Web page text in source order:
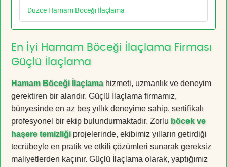
Düzce Hamam Böceği İlaçlama
En İyi Hamam Böceği İlaçlama Firması
Güçlü İlaçlama
Hamam Böceği İlaçlamahizmeti, uzmanlık ve deneyim
gerektiren bir alandır. Güçlü İlaçlama firmamız,
bünyesinde en az beş yıllık deneyime sahip, sertifikalı
profesyonel bir ekip bulundurmaktadır. Zorlu böcek ve
haşere temizliği projelerinde, ekibimiz yılların getirdiği
tecrübeyle en pratik ve etkili çözümleri sunarak gereksiz
maliyetlerden kaçınır. Güçlü İlaçlama olarak, yaptığımız